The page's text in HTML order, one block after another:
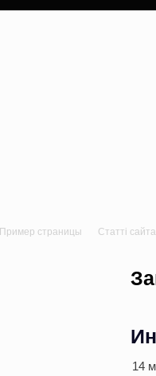
Пример страницы Статті сайта
14